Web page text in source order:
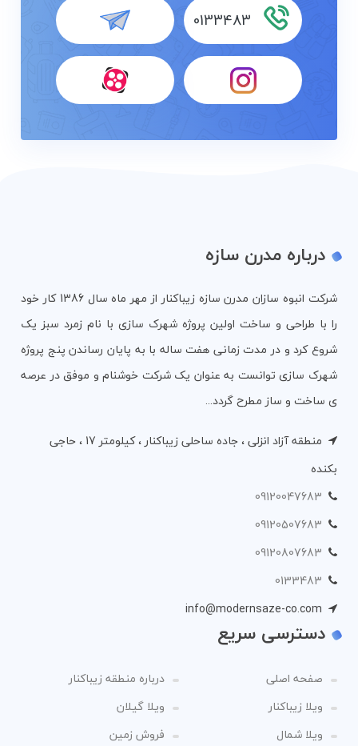
0133483
درباره مدرن سازه
شرکت انبوه سازان مدرن سازه زیباکنار از مهر ماه سال 1386 کار خود
را با طراحی و ساخت اولین پروژه شهرک سازی با نام زمرد سبز یک
شروع کرد و در مدت زمانی هفت ساله با به پایان رساندن پنج پروژه
شهرک سازی توانست به عنوان یک شرکت خوشنام و موفق در عرصه
ی ساخت و ساز مطرح گردد...
منطقه آزاد انزلی ، جاده ساحلی زیباکنار ، کیلومتر 17 ، حاجی
بکنده
09120047683
09120507683
09120807683
0133483
info@modernsaze-co.com
دسترسی سریع
صفحه اصلی
درباره منطقه زیباکنار
ویلا زیباکنار
ویلا گیلان
ویلا شمال
فروش زمین